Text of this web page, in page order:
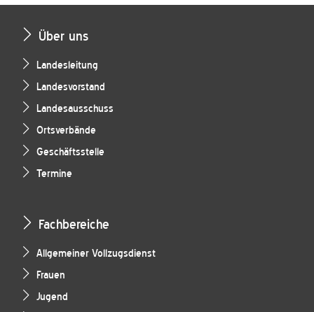
Über uns
Landesleitung
Landesvorstand
Landesausschuss
Ortsverbände
Geschäftsstelle
Termine
Fachbereiche
Allgemeiner Vollzugsdienst
Frauen
Jugend